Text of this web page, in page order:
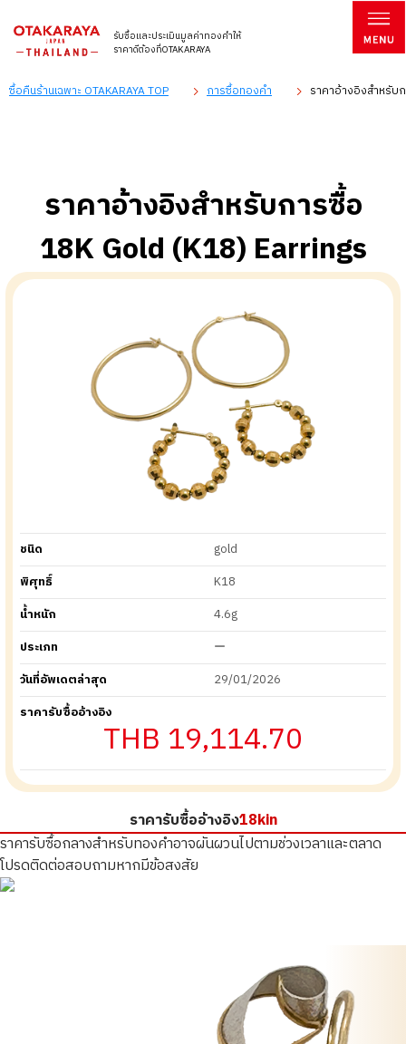
รับซื้อและประเมินมูลค่าทองคำให้
ราคาดีต้องที่OTAKARAYA
ซื้อคืนร้านเฉพาะ OTAKARAYA TOP การซื้อทองคำ ราคาอ้างอิงสำหรับ
ราคาอ้างอิงสำหรับการซื้อ
18K Gold (K18) Earrings
ชนิด
gold
พิศุทธิ์
K18
น้ำหนัก
4.6g
ประเภท
ー
วันที่อัพเดตล่าสุด
29/01/2026
ราคารับซื้ออ้างอิง
THB 19,114.70
ราคารับซื้ออ้างอิง18kin
ราคารับซื้อกลางสำหรับทองคำอาจผันผวนไปตามช่วงเวลาและตลาด
โปรดติดต่อสอบถามหากมีข้อสงสัย